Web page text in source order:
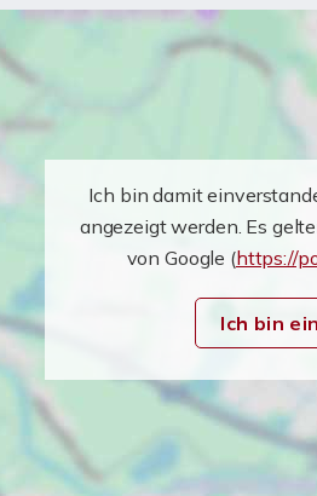
Ich bin damit
angezeigt werden. Es
von Google (https://
Ich bin